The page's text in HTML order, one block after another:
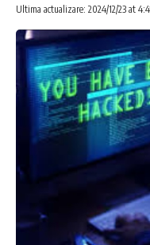
Ultima actualizare: 2024/12/23 at